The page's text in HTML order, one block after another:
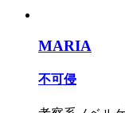
MARIA
不可侵